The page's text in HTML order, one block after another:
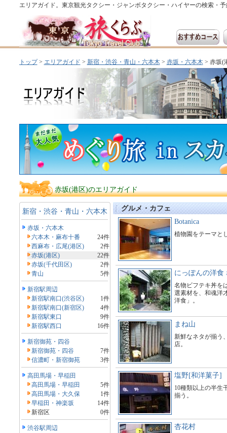
エリアガイド。東京観光タクシー・ジャンボタクシー・ハイヤーの検索・予
トップ> エリアガイド > 新宿・渋谷・青山・六本木> 赤坂・六本木> 赤坂(
赤坂(港区)のエリアガイド
新宿・渋谷・青山・六本木
赤坂・六本木
六本木・麻布十番
24件
西麻布・広尾(港区)
2件
赤坂(港区)
22件
赤坂(千代田区)
2件
青山
5件
新宿駅周辺
新宿駅南口(渋谷区)
1件
新宿駅南口(新宿区)
4件
新宿駅東口
9件
新宿駅西口
16件
新宿御苑・四谷
新宿御苑・四谷
7件
信濃町・新宿御苑
3件
高田馬場・早稲田
高田馬場・早稲田
5件
高田馬場・大久保
1件
早稲田・神楽坂
14件
新宿区
0件
渋谷駅周辺
グルメ・カフェ
Botanica
植物園をテーマと
にっぽんの洋食
名物ビフテキ丼を
選素材を、和魂洋
洋食」。
まね山
新鮮なネタが揃う
店。
塩野[和洋菓子]
10種類以上の半生
揃う。
杏花村